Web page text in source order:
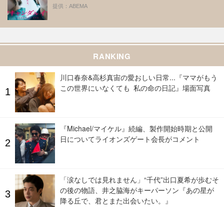
提供：ABEMA
RANKING
川口春奈&高杉真宙の愛おしい日常...『ママがもう
この世界にいなくても 私の命の日記』場面写真
『Michael/マイケル』続編、製作開始時期と公開
日についてライオンズゲート会長がコメント
「涙なしでは見れません」“千代”出口夏希が歩むそ
の後の物語、井之脇海がキーパーソン『あの星が
降る丘で、君とまた出会いたい。』